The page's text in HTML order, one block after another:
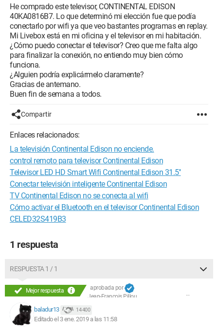
He comprado este televisor, CONTINENTAL EDISON
40KA0816B7. Lo que determinó mi elección fue que podía
conectarlo por wifi ya que veo bastantes programas en replay.
Mi Livebox está en mi oficina y el televisor en mi habitación.
¿Cómo puedo conectar el televisor? Creo que me falta algo
para finalizar la conexión, no entiendo muy bien cómo
funciona.
¿Alguien podría explicármelo claramente?
Gracias de antemano.
Buen fin de semana a todos.
Compartir
Enlaces relacionados:
La televisión Continental Edison no enciende.
control remoto para televisor Continental Edison
Televisor LED HD Smart Wifi Continental Edison 31.5''
Conectar televisión inteligente Continental Edison
TV Continental Edison no se conecta al wifi
Cómo activar el Bluetooth en el televisor Continental Edison
CELED32S419B3
1 respuesta
RESPUESTA 1 / 1
Mejor respuesta
aprobada por
Jean-François Pillou
baladur13 14 400
Editado el 3 ene. 2019 a las 11:58